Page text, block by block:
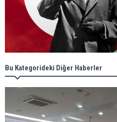
Bu Kategorideki Diğer Haberler